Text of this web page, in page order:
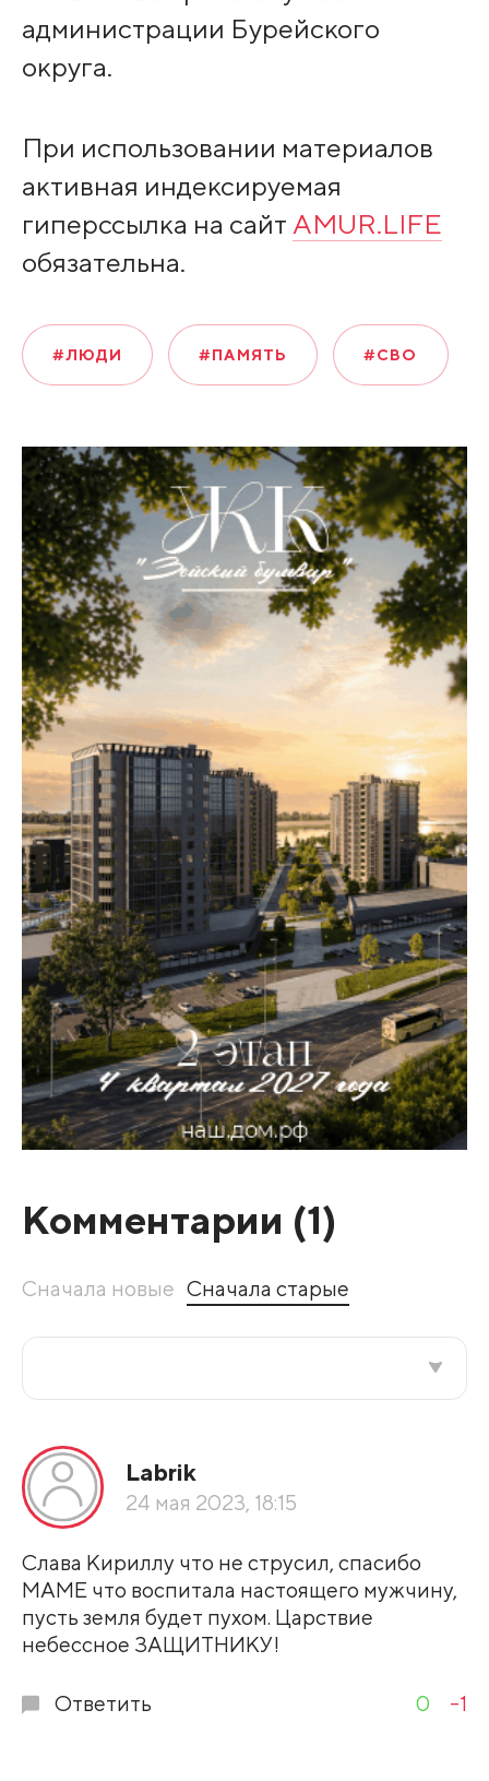
администрации Бурейского
округа.
При использовании материалов
активная индексируемая
гиперссылка на сайт AMUR.LIFE
обязательна.
#ЛЮДИ #ПАМЯТЬ #СВО
Комментарии (1)
Сначала новые Сначала старые
По рейтингу
Развернуть все
Labrik
24 мая 2023, 18:15
Слава Кириллу что не струсил, спасибо
МАМЕ что воспитала настоящего мужчину,
пусть земля будет пухом. Царствие
небессное ЗАЩИТНИКУ!
Ответить 0 -1